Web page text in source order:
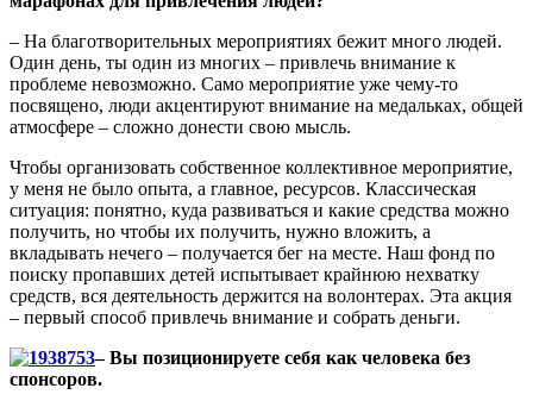
– На благотворительных мероприятиях бежит много людей.
Один день, ты один из многих – привлечь внимание к
проблеме невозможно. Само мероприятие уже чему-то
посвящено, люди акцентируют внимание на медальках, общей
атмосфере – сложно донести свою мысль.
Чтобы организовать собственное коллективное мероприятие,
у меня не было опыта, а главное, ресурсов. Классическая
ситуация: понятно, куда развиваться и какие средства можно
получить, но чтобы их получить, нужно вложить, а
вкладывать нечего – получается бег на месте. Наш фонд по
поиску пропавших детей испытывает крайнюю нехватку
средств, вся деятельность держится на волонтерах. Эта акция
– первый способ привлечь внимание и собрать деньги.
– Вы позиционируете себя как человека без
спонсоров.